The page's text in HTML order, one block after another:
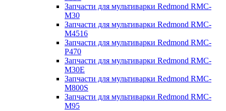
Запчасти для мультиварки Redmond RMC-
M30
Запчасти для мультиварки Redmond RMC-
M4516
Запчасти для мультиварки Redmond RMC-
P470
Запчасти для мультиварки Redmond RMC-
M30E
Запчасти для мультиварки Redmond RMC-
M800S
Запчасти для мультиварки Redmond RMC-
M95